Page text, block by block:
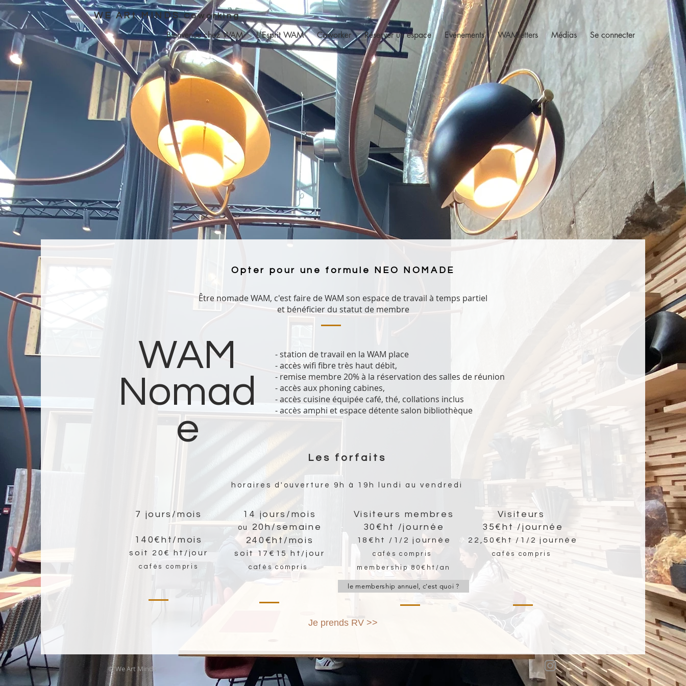
WE ARt MINDSCoworking
Bienvenue chez WAM L'Esprit WAM Coworker Réserver un espace Evénements WAMletters Médias Se connecter
Opter pour une formule NEO NOMADE
Être nomade WAM, c'est faire de WAM son espace de travail à temps partiel
et bénéficier du statut de membre
WAM
Nomad
e
- station de travail en la WAM place
- accès wifi fibre très haut débit,
- remise membre 20% à la réservation des salles de réunion
- accès aux phoning cabines,
- accès cuisine équipée café, thé, collations inclus
- accès amphi et espace détente salon bibliothèque
Les forfaits
horaires d'ouverture 9h à 19h lundi au vendredi
7 jours/mois
140€ht/mois
soit 20€ ht/jour
cafés compris
14 jours/mois
ou
20h/semaine
240€ht/mois
soit 17€15 ht/jour
cafés compris
Visiteurs membres
30€ht /journée
18€ht /1/2 journée
cafés compris
membership 80€ht/an
Visiteurs
35€ht /journée
22,50€ht /1/2 journée
cafés compris
le membership annuel, c'est quoi ?
Je prends RV >>
© We Art Minds